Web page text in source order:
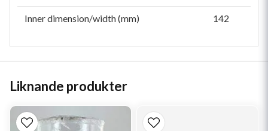
Inner dimension/width (mm) 142
Liknande produkter